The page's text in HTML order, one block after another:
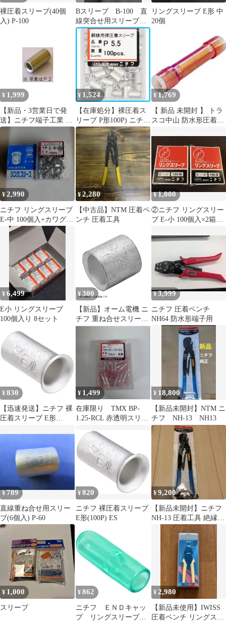
裸圧着スリーブ(40個
入) P-100
Bスリーブ B-100 直
線突合せ用スリーブ
ニチフ 突合せ端子
バットスリーブ
リングスリーブ E形 中
20個
¥ 1,999
【新品・3営業日で発
送】ニチフ端子工業 重
ね合せスリーブ P2 100
個入り
¥ 1,524
【在庫処分】裸圧着ス
リーブ P形100P) ニチフ
P5.5
¥1,769
【 新品 未開封 】 トラ
スコ中山 防水形圧着ス
送料無料
¥2,990
ニチフ リングスリーブ
E-中 100個入+カワグチ
E-中 100個入
¥2,280
【中古品】NTM 圧着ペ
ンチ 圧着工具
¥1,000
②ニチフ リングスリー
ブ E-小 100個入×2箱セ
¥6,499
E小 リングスリーブ
100個入り 8セット
¥300
【新品】オーム電機 ニ
チフ 重ね合せスリーブ
P-5.5 10個入_P-5.5 10
¥3,999
ニチフ 圧着ペンチ
NH64 防水形端子用
¥ 830
【迅速発送】ニチフ 裸
圧着スリーブ E形
¥ 1,499
在庫限り TMX BP-
1.25-RCL 赤透明スリー
¥ 18,800
【新品未開封】NTM ニ
チフ NH-13 NH13
¥789
直線重ね合せ用スリー
ブ(6個入) P-60
¥820
ニチフ 裸圧着スリーブ
E形(100P) ES
¥9,200
【新品未開封】ニチフ
NH-13 圧着工具 絶縁被
覆付圧着端子用
¥ 1,000
スリーブ
¥ 862
ニチフ ＥＮＤキャッ
プ リングスリーブ用
¥ 2,980
【新品未使用】IWISS
圧着ペンチ リングスリ